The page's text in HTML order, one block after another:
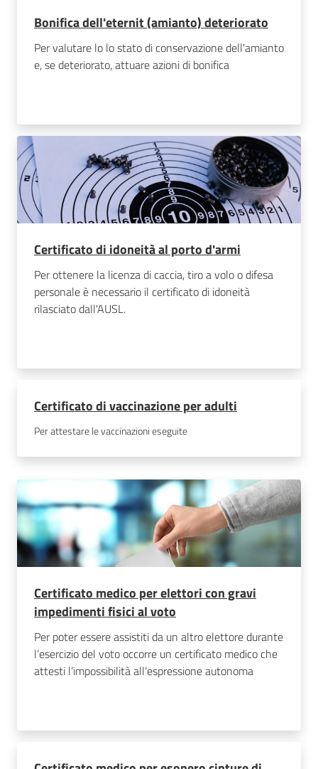
Bonifica dell'eternit (amianto) deteriorato
Per valutare lo lo stato di conservazione dell'amianto
e, se deteriorato, attuare azioni di bonifica
Certificato di idoneità al porto d'armi
Per ottenere la licenza di caccia, tiro a volo o difesa
personale è necessario il certificato di idoneità
rilasciato dall'AUSL.
Certificato di vaccinazione per adulti
Per attestare le vaccinazioni eseguite
Certificato medico per elettori con gravi
impedimenti fisici al voto
Per poter essere assistiti da un altro elettore durante
l’esercizio del voto occorre un certificato medico che
attesti l’impossibilità all’espressione autonoma